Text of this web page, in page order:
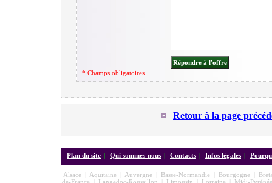
* Champs obligatoires
Retour à la page
Plan du site | Qui sommes-nous | Contacts | Infos légales |
Alsace Aquitaine Auvergne Basse-Normandie Bourgogne